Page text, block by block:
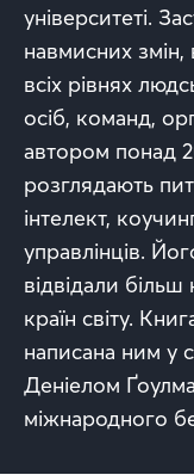
університеті.
навмисних змін,
всіх рівнях
осіб, команд,
автором понад
розглядають
інтелект,
управлінців.
відвідали
країн світу.
написана ним у
Деніелом
міжнародного